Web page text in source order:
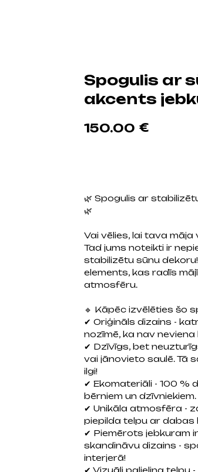
Spogulis ar
akcents
150.00 €
🌿 Spogulis ar
🌿
Vai vēlies, lai tava
Tad jums noteikti ir
stabilizētu sūnu
elements, kas radīs
atmosfēru.
🔹 Kāpēc izvēlēties šo
✔ Oriģināls dizains -
nozīmē, ka nav neviena
✔ Dzīvīgs, bet
vai jānovieto saulē. Tā
ilgi!
✔ Ekomateriāli - 100 %
bērniem un dzīvniekiem.
✔ Unikāla atmosfēra -
piepilda telpu ar dabas
✔ Piemērots jebkuram
skandināvu dizains -
interjerā!